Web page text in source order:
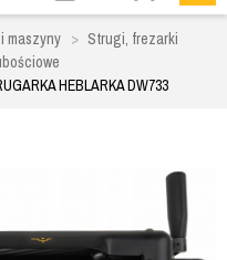
maszyny
Strugi, frezarki
HEBLARKA DW733